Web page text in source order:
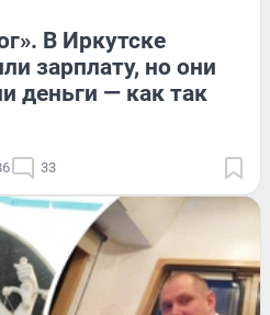
В Иркутске
зарплату, но они
деньги — как так
33